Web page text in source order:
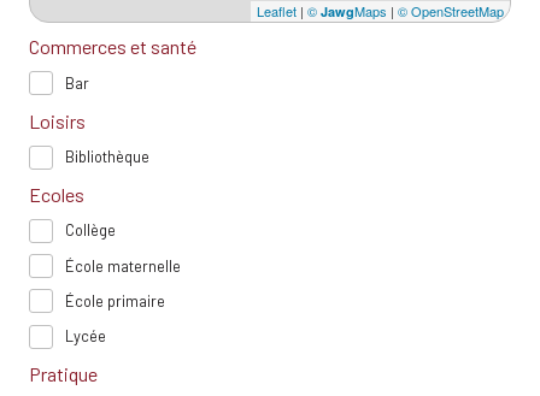
Leaflet | © JawgMaps | © OpenStreetMap
Commerces et santé
Bar
Loisirs
Bibliothèque
Ecoles
Collège
École maternelle
École primaire
Lycée
Pratique